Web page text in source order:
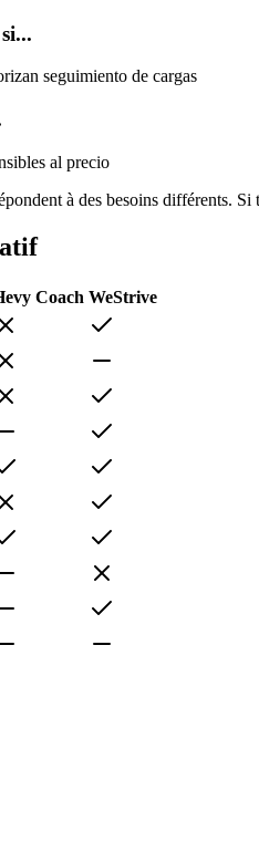
seguimiento de cargas
al precio
à des besoins différents.
Coach WeStrive